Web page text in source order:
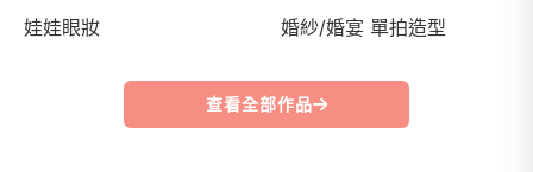
娃娃眼妝 婚紗/婚宴 單拍造型
查看全部作品